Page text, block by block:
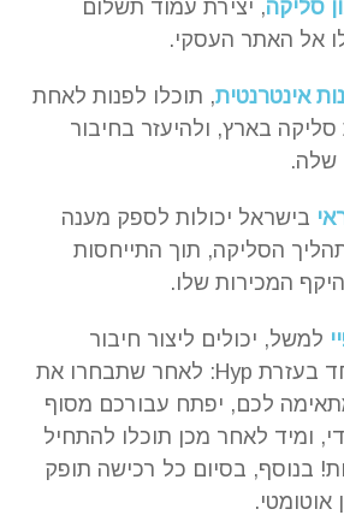
סליקה, יצירת עמוד תשלום
אל האתר העסקי.
אינטרנטית, תוכלו לפנות לאחת
בארץ, ולהיעזר בחיבור
שלה.
בישראל יכולות לספק מענה
הסליקה, תוך התייחסות
המכירות שלו.
למשל, יכולים ליצור חיבור
סליקה מהיר במיוחד בעזרת Hyp: לאחר שתבחרו את
לכם, יפתח עבורכם מסוף
ומיד לאחר מכן תוכלו להתחיל
בנוסף, בסיום כל רכישה תופק
אוטומטי.